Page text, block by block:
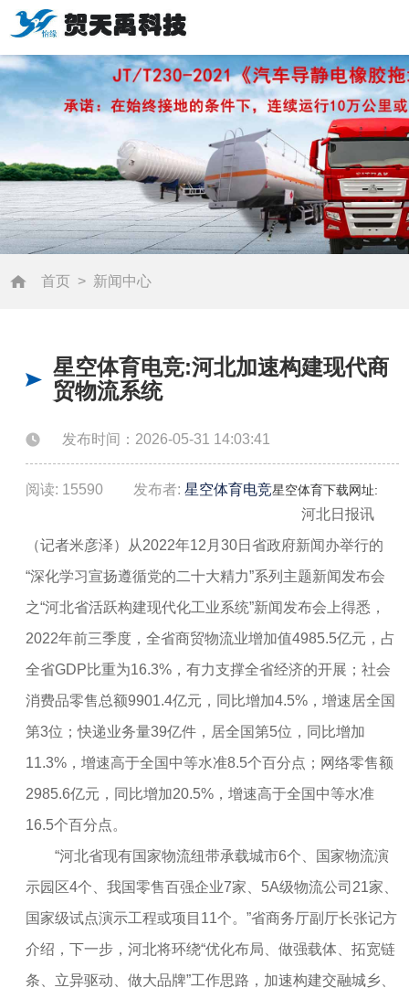
首页 > 新闻中心
星空体育电竞:河北加速构建现代商
贸物流系统
发布时间：2026-05-31 14:03:41
阅读: 15590 发布者: 星空体育电竞星空体育下载网址:
河北日报讯
（记者米彦泽）从2022年12月30日省政府新闻办举行的
“深化学习宣扬遵循党的二十大精力”系列主题新闻发布会
之“河北省活跃构建现代化工业系统”新闻发布会上得悉，
2022年前三季度，全省商贸物流业增加值4985.5亿元，占
全省GDP比重为16.3%，有力支撑全省经济的开展；社会
消费品零售总额9901.4亿元，同比增加4.5%，增速居全国
第3位；快递业务量39亿件，居全国第5位，同比增加
11.3%，增速高于全国中等水准8.5个百分点；网络零售额
2985.6亿元，同比增加20.5%，增速高于全国中等水准
16.5个百分点。
“河北省现有国家物流纽带承载城市6个、国家物流演
示园区4个、我国零售百强企业7家、5A级物流公司21家、
国家级试点演示工程或项目11个。”省商务厅副厅长张记方
介绍，下一步，河北将环绕“优化布局、做强载体、拓宽链
条、立异驱动、做大品牌”工作思路，加速构建交融城乡、